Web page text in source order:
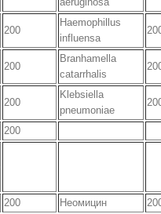
200
Haemophillus
influensa
200
Branhamella
catarrhalis
200
Klebsiella
pneumoniae
200
200 Неомицин